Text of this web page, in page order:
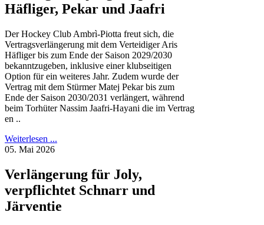
Häfliger, Pekar und Jaafri
Der Hockey Club Ambrì-Piotta freut sich, die
Vertragsverlängerung mit dem Verteidiger Aris
Häfliger bis zum Ende der Saison 2029/2030
bekanntzugeben, inklusive einer klubseitigen
Option für ein weiteres Jahr. Zudem wurde der
Vertrag mit dem Stürmer Matej Pekar bis zum
Ende der Saison 2030/2031 verlängert, während
beim Torhüter Nassim Jaafri-Hayani die im Vertrag
en ..
Weiterlesen ...
05. Mai 2026
Verlängerung für Joly,
verpflichtet Schnarr und
Järventie